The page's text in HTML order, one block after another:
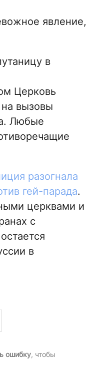
явление,
в
Церковь
вызовы
Любые
разогнала
гей-парада.
церквами и
с
в
ошибку, чтобы